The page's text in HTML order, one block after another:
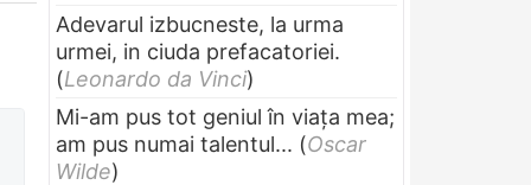
Adevarul izbucneste, la urma
urmei, in ciuda prefacatoriei.
(Leonardo da Vinci)
Mi-am pus tot geniul în viața mea;
am pus numai talentul... (Oscar
Wilde)